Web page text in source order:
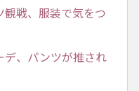
観戦、服装で気をつ
デ、パンツが推され